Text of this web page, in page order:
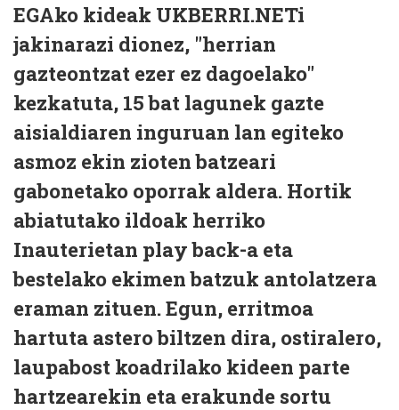
EGAko kideak UKBERRI.NETi
jakinarazi dionez, "herrian
gazteontzat ezer ez dagoelako"
kezkatuta, 15 bat lagunek gazte
aisialdiaren inguruan lan egiteko
asmoz ekin zioten batzeari
gabonetako oporrak aldera. Hortik
abiatutako ildoak herriko
Inauterietan play back-a eta
bestelako ekimen batzuk antolatzera
eraman zituen. Egun, erritmoa
hartuta astero biltzen dira, ostiralero,
laupabost koadrilako kideen parte
hartzearekin eta erakunde sortu